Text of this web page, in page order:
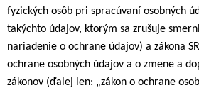
fyzických osôb pri spracúvaní osobných
takýchto údajov, ktorým sa zrušuje
nariadenie o ochrane údajov) a zákona
ochrane osobných údajov a o zmene a
zákonov (ďalej len: „zákon o ochrane